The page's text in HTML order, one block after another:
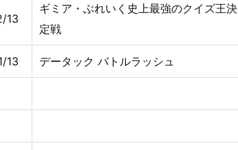
13
ギミア・ぶれいく史上最強のクイズ王決
定戦
13 データック バトルラッシュ